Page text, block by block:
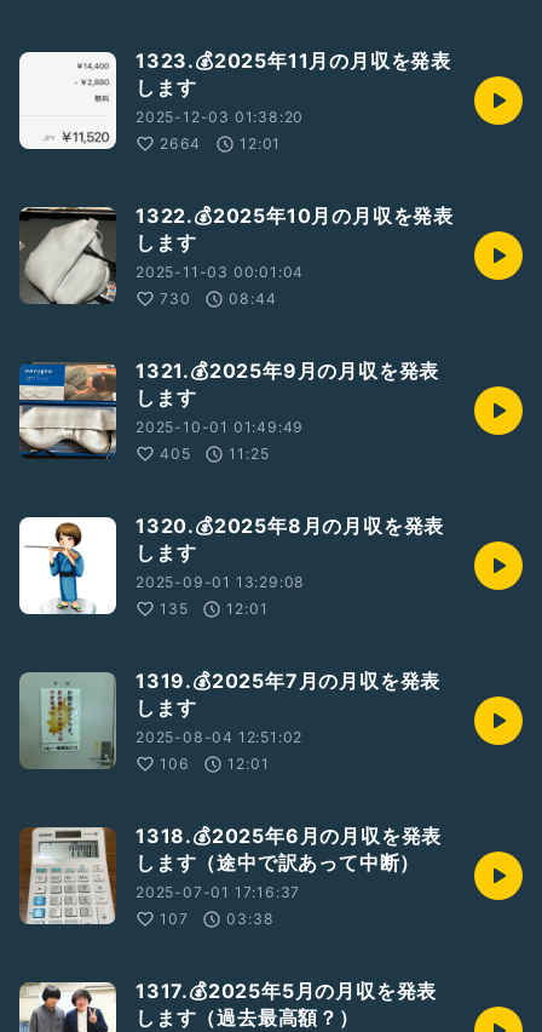
1323.💰2025年11月の月収を発表
します
2025-12-03 01:38:20
2664
12:01
1322.💰2025年10月の月収を発表
します
2025-11-03 00:01:04
730
08:44
1321.💰2025年9月の月収を発表
します
2025-10-01 01:49:49
405
11:25
1320.💰2025年8月の月収を発表
します
2025-09-01 13:29:08
135
12:01
1319.💰2025年7月の月収を発表
します
2025-08-04 12:51:02
106
12:01
1318.💰2025年6月の月収を発表
します（途中で訳あって中断）
2025-07-01 17:16:37
107
03:38
1317.💰2025年5月の月収を発表
します（過去最高額？）